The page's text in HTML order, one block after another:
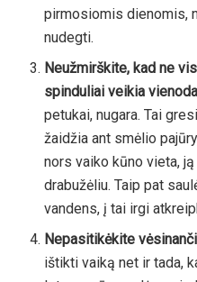
pirmosiomis dienomis,
nudegti.
Neužmirškite, kad ne
spinduliai veikia
petukai, nugara. Tai
žaidžia ant smėlio
nors vaiko kūno vieta,
drabužėliu. Taip pat
vandens, į tai irgi
Nepasitikėkite
ištikti vaiką net ir tada,